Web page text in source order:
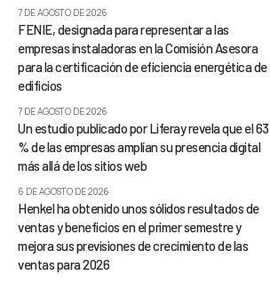
7 DE AGOSTO DE 2026
FENIE, designada para representar a las
empresas instaladoras en la Comisión Asesora
para la certificación de eficiencia energética de
edificios
7 DE AGOSTO DE 2026
Un estudio publicado por Liferay revela que el 63
% de las empresas amplían su presencia digital
más allá de los sitios web
6 DE AGOSTO DE 2026
Henkel ha obtenido unos sólidos resultados de
ventas y beneficios en el primer semestre y
mejora sus previsiones de crecimiento de las
ventas para 2026